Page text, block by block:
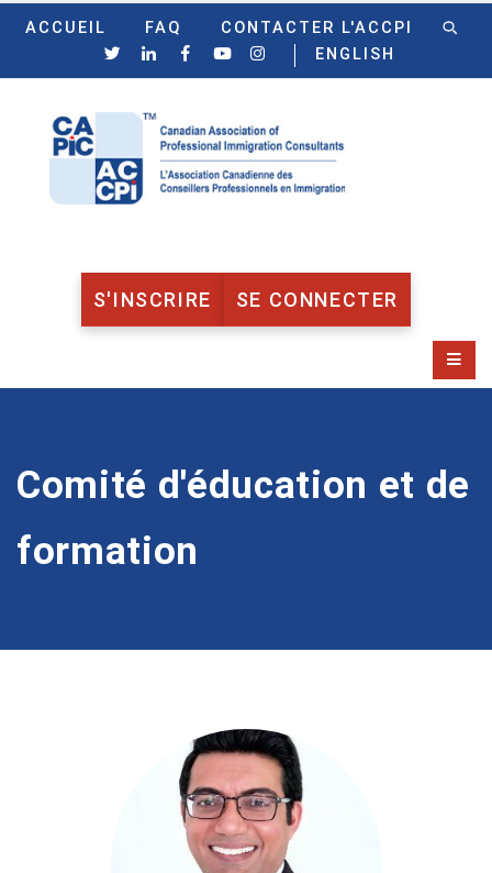
ACCUEIL FAQ
CONTACTER L'ACCPI
ENGLISH
S'INSCRIRE SE CONNECTER
Comité d'éducation et de
formation